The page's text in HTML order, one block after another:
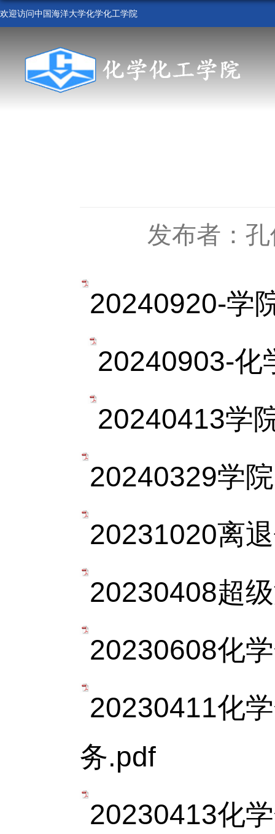
欢迎访问中国海洋大学化学化工学院
发布者：
20240920-学
20240903-化
20240413学
20240329学
20231020离
20230408超
20230608化
20230411化
务.pdf
20230413化